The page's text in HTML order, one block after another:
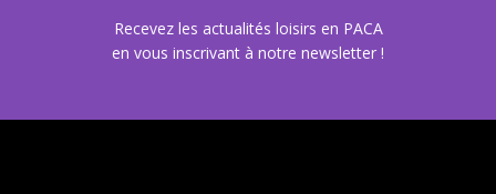
Recevez les actualités loisirs en PACA
en vous inscrivant à notre newsletter !